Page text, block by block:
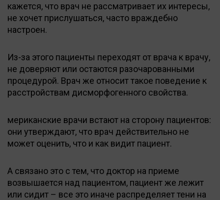
кажется, что врач не рассматривает их интересы,
не хочет прислушаться, часто враждебно
настроен.
Из-за этого пациенты переходят от врача к врачу,
не доверяют или остаются разочарованными
процедурой. Врач же относит такое поведение к
расстройствам дисморфогенного свойства.
мериканские врачи встают на сторону пациентов:
они утверждают, что врач действительно не
может оценить, что и как видит пациент.
А связано это с тем, что доктор на приеме
возвышается над пациентом, пациент же лежит
или сидит – все это иначе распределяет тени на